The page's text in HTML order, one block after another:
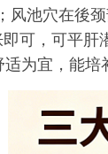
风池穴在後
可，可平
为宜，能培